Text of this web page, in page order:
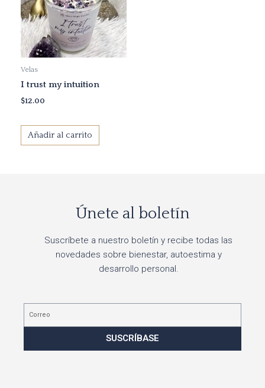
Velas
I trust my intuition
$12.00
Añadir al carrito
Únete al boletín
Suscríbete a nuestro boletín y recibe todas las
novedades sobre bienestar, autoestima y
desarrollo personal.
Correo
SUSCRÍBASE